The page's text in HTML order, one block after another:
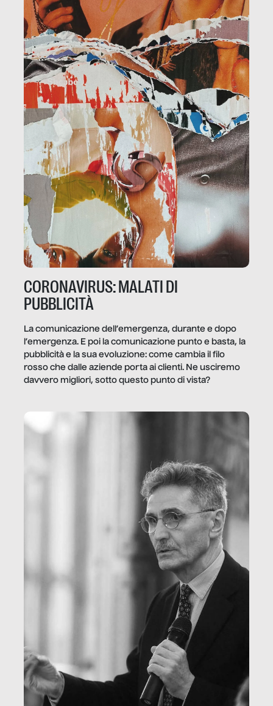
CORONAVIRUS: MALATI DI
PUBBLICITÀ
La comunicazione dell’emergenza, durante e dopo
l’emergenza. E poi la comunicazione punto e basta, la
pubblicità e la sua evoluzione: come cambia il filo
rosso che dalle aziende porta ai clienti. Ne usciremo
davvero migliori, sotto questo punto di vista?